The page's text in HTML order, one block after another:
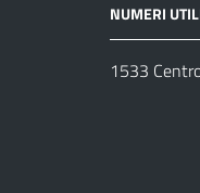
NUMERI
1533